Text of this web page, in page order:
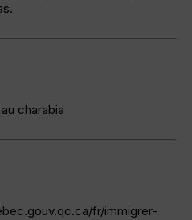
charabia
fr/immigrer-